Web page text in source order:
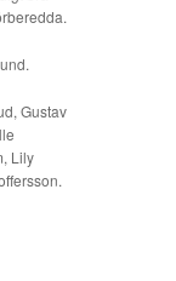
Gustav
Lily